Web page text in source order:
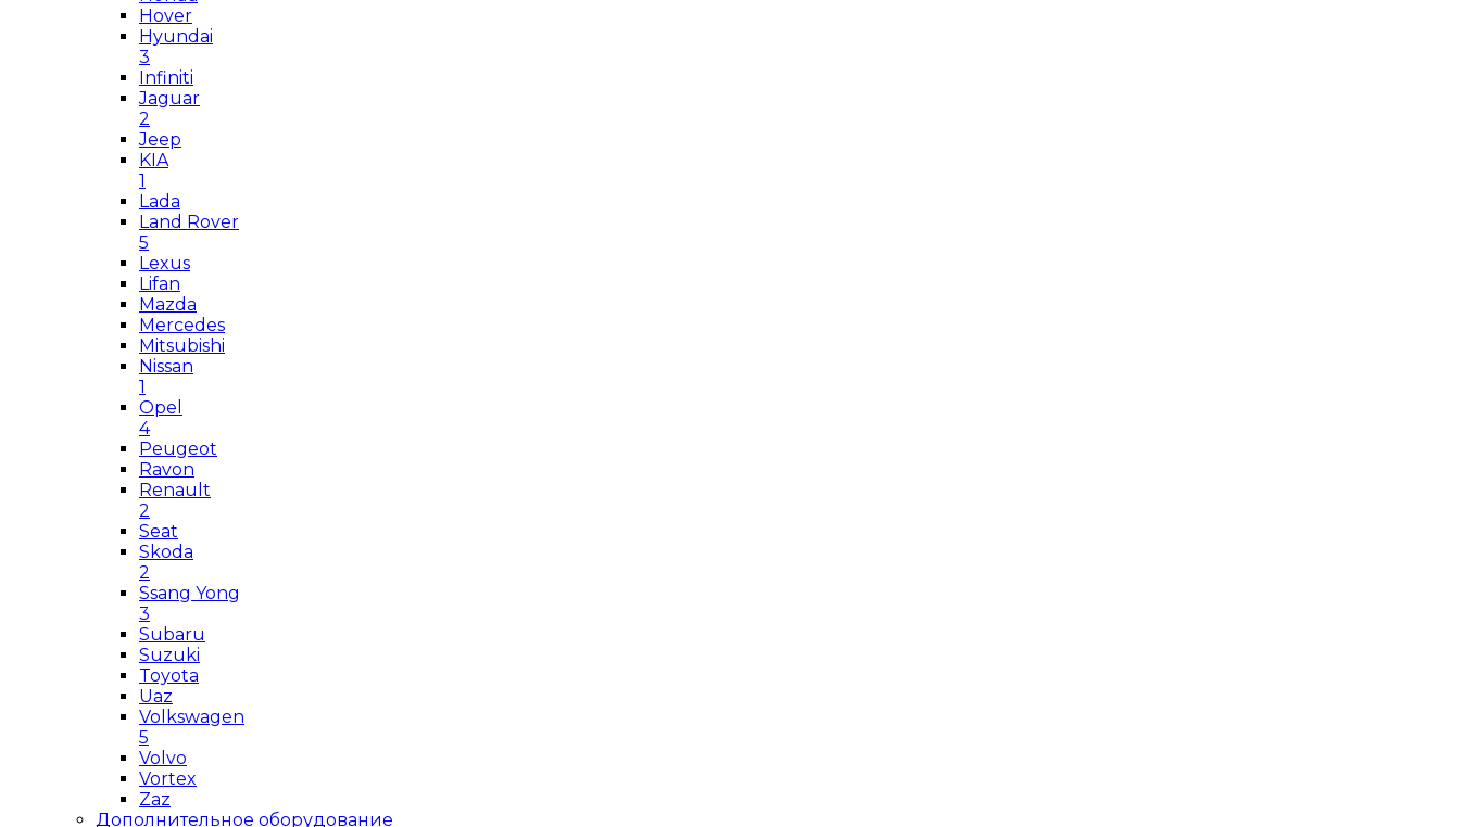
Hover
Hyundai
3
Infiniti
Jaguar
2
Jeep
KIA
1
Lada
Land Rover
5
Lexus
Lifan
Mazda
Mercedes
Mitsubishi
Nissan
1
Opel
4
Peugeot
Ravon
Renault
2
Seat
Skoda
2
Ssang Yong
3
Subaru
Suzuki
Toyota
Uaz
Volkswagen
5
Volvo
Vortex
Zaz
Дополнительное оборудование